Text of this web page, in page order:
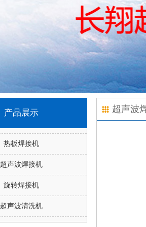
产品展示
热板焊接机
超声波焊接机
旋转焊接机
超声波清洗机
超声波